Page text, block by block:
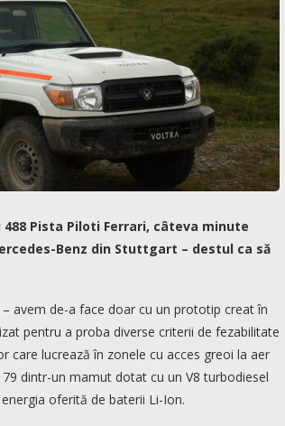
Pista Piloti Ferrari, câteva minute
Benz din Stuttgart – destul ca să
avem de-a face doar cu un prototip creat în
pentru a proba diverse criterii de fezabilitate
care lucrează în zonele cu acces greoi la aer
dintr-un mamut dotat cu un V8 turbodiesel
oferită de baterii Li-Ion.